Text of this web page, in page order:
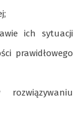
ich sytuacji
prawidłowego